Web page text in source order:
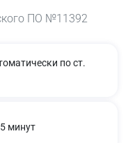
ПО №11392
по ст.
минут